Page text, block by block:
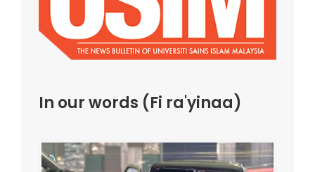
In our words (Fi ra'yinaa)